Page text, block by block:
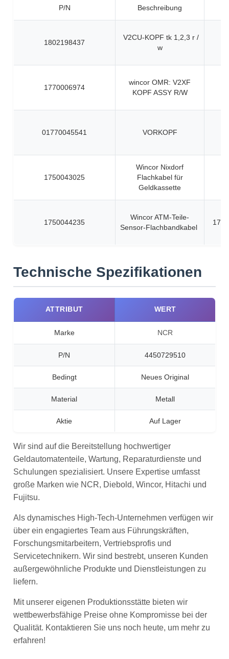
P/N Beschreibung
1802198437
V2CU-KOPF tk 1,2,3 r /
w
1770006974
wincor OMR: V2XF
KOPF ASSY R/W
01770045541 VORKOPF
1750043025
Wincor Nixdorf
Flachkabel für
Geldkassette
1750044235
Wincor ATM-Teile-
Sensor-Flachbandkabel
Technische Spezifikationen
ATTRIBUT WERT
Marke NCR
P/N 4450729510
Bedingt Neues Original
Material Metall
Aktie Auf Lager
Wir sind auf die Bereitstellung hochwertiger
Geldautomatenteile, Wartung, Reparaturdienste und
Schulungen spezialisiert. Unsere Expertise umfasst
große Marken wie NCR, Diebold, Wincor, Hitachi und
Fujitsu.
Als dynamisches High-Tech-Unternehmen verfügen wir
über ein engagiertes Team aus Führungskräften,
Forschungsmitarbeitern, Vertriebsprofis und
Servicetechnikern. Wir sind bestrebt, unseren Kunden
außergewöhnliche Produkte und Dienstleistungen zu
liefern.
Mit unserer eigenen Produktionsstätte bieten wir
wettbewerbsfähige Preise ohne Kompromisse bei der
Qualität. Kontaktieren Sie uns noch heute, um mehr zu
erfahren!